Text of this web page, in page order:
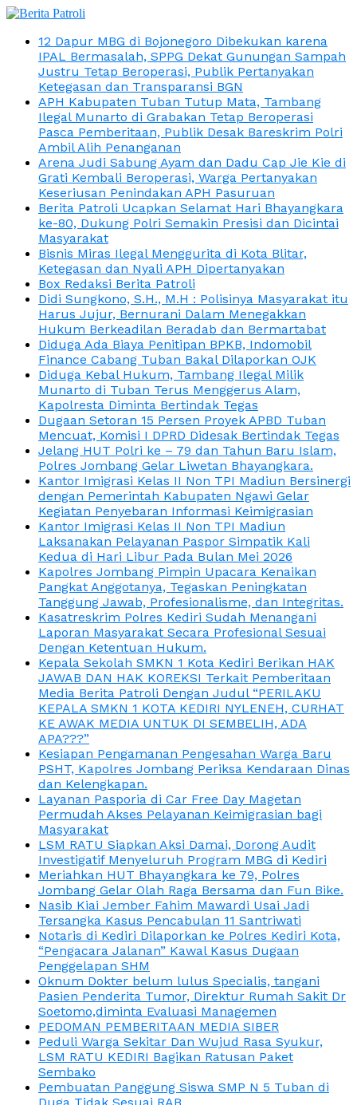
12 Dapur MBG di Bojonegoro Dibekukan karena
IPAL Bermasalah, SPPG Dekat Gunungan Sampah
Justru Tetap Beroperasi, Publik Pertanyakan
Ketegasan dan Transparansi BGN
APH Kabupaten Tuban Tutup Mata, Tambang
Ilegal Munarto di Grabakan Tetap Beroperasi
Pasca Pemberitaan, Publik Desak Bareskrim Polri
Ambil Alih Penanganan
Arena Judi Sabung Ayam dan Dadu Cap Jie Kie di
Grati Kembali Beroperasi, Warga Pertanyakan
Keseriusan Penindakan APH Pasuruan
Berita Patroli Ucapkan Selamat Hari Bhayangkara
ke-80, Dukung Polri Semakin Presisi dan Dicintai
Masyarakat
Bisnis Miras Ilegal Menggurita di Kota Blitar,
Ketegasan dan Nyali APH Dipertanyakan
Box Redaksi Berita Patroli
Didi Sungkono, S.H., M.H : Polisinya Masyarakat itu
Harus Jujur, Bernurani Dalam Menegakkan
Hukum Berkeadilan Beradab dan Bermartabat
Diduga Ada Biaya Penitipan BPKB, Indomobil
Finance Cabang Tuban Bakal Dilaporkan OJK
Diduga Kebal Hukum, Tambang Ilegal Milik
Munarto di Tuban Terus Menggerus Alam,
Kapolresta Diminta Bertindak Tegas
Dugaan Setoran 15 Persen Proyek APBD Tuban
Mencuat, Komisi I DPRD Didesak Bertindak Tegas
Jelang HUT Polri ke – 79 dan Tahun Baru Islam,
Polres Jombang Gelar Liwetan Bhayangkara.
Kantor Imigrasi Kelas II Non TPI Madiun Bersinergi
dengan Pemerintah Kabupaten Ngawi Gelar
Kegiatan Penyebaran Informasi Keimigrasian
Kantor Imigrasi Kelas II Non TPI Madiun
Laksanakan Pelayanan Paspor Simpatik Kali
Kedua di Hari Libur Pada Bulan Mei 2026
Kapolres Jombang Pimpin Upacara Kenaikan
Pangkat Anggotanya, Tegaskan Peningkatan
Tanggung Jawab, Profesionalisme, dan Integritas.
Kasatreskrim Polres Kediri Sudah Menangani
Laporan Masyarakat Secara Profesional Sesuai
Dengan Ketentuan Hukum.
Kepala Sekolah SMKN 1 Kota Kediri Berikan HAK
JAWAB DAN HAK KOREKSI Terkait Pemberitaan
Media Berita Patroli Dengan Judul “PERILAKU
KEPALA SMKN 1 KOTA KEDIRI NYLENEH, CURHAT
KE AWAK MEDIA UNTUK DI SEMBELIH, ADA
APA???”
Kesiapan Pengamanan Pengesahan Warga Baru
PSHT, Kapolres Jombang Periksa Kendaraan Dinas
dan Kelengkapan.
Layanan Pasporia di Car Free Day Magetan
Permudah Akses Pelayanan Keimigrasian bagi
Masyarakat
LSM RATU Siapkan Aksi Damai, Dorong Audit
Investigatif Menyeluruh Program MBG di Kediri
Meriahkan HUT Bhayangkara ke 79, Polres
Jombang Gelar Olah Raga Bersama dan Fun Bike.
Nasib Kiai Jember Fahim Mawardi Usai Jadi
Tersangka Kasus Pencabulan 11 Santriwati
Notaris di Kediri Dilaporkan ke Polres Kediri Kota,
“Pengacara Jalanan” Kawal Kasus Dugaan
Penggelapan SHM
Oknum Dokter belum lulus Specialis, tangani
Pasien Penderita Tumor, Direktur Rumah Sakit Dr
Soetomo,diminta Evaluasi Managemen
PEDOMAN PEMBERITAAN MEDIA SIBER
Peduli Warga Sekitar Dan Wujud Rasa Syukur,
LSM RATU KEDIRI Bagikan Ratusan Paket
Sembako
Pembuatan Panggung Siswa SMP N 5 Tuban di